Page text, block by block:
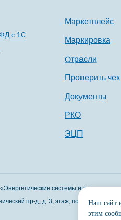
с 1С
Маркетплейс
Маркировка
ЭЦП
РКО
Документы
Проверить чек
Отрасли
системы и
пр-д, д. 3, этаж, пом. 4, ком.
Наш сайт
этим